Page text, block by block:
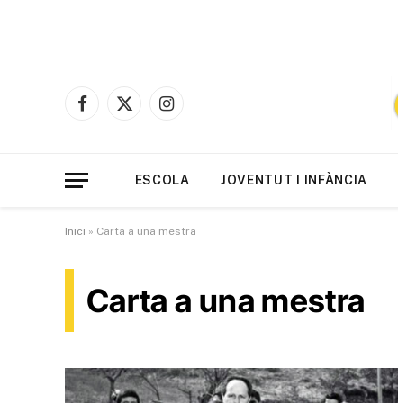
Facebook
X
Instagram
ESCOLA JOVENTUT I INFÀNCIA
Inici » Carta a una mestra
Carta a una mestra